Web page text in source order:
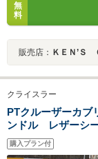
無
料
販売店： ＫＥＮ’Ｓ
クライスラー
PTクルーザーカ
ンドル レザーシ
購入プラン付